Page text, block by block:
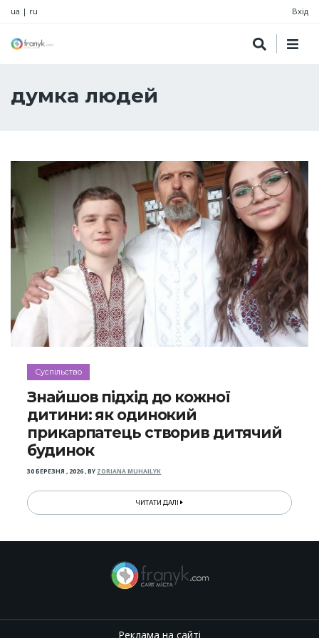
ua | ru Вхід
думка людей
Суспільство
Знайшов підхід до кожної
дитини: як одинокий
прикарпатець створив дитячий
будинок
30 БЕРЕЗНЯ , 2026,BY ZORIANA MUHAILYK
ЧИТАТИ ДАЛІ
Реклама на сайті